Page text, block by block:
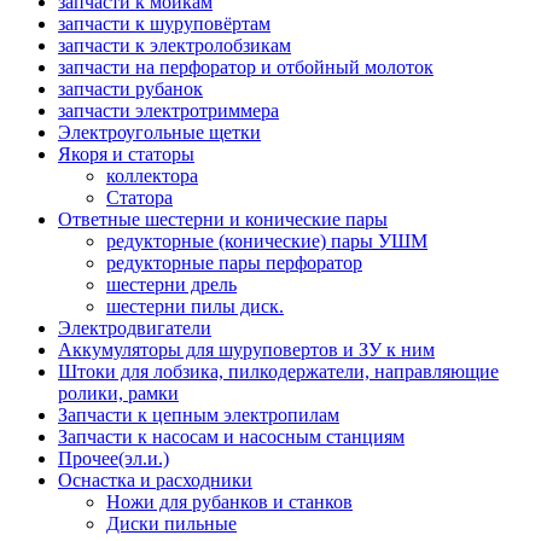
запчасти к шуруповёртам
запчасти к электролобзикам
запчасти на перфоратор и отбойный молоток
запчасти рубанок
запчасти электротриммера
Электроугольные щетки
Якоря и статоры
коллектора
Статора
Ответные шестерни и конические пары
редукторные (конические) пары УШМ
редукторные пары перфоратор
шестерни дрель
шестерни пилы диск.
Электродвигатели
Аккумуляторы для шуруповертов и ЗУ к ним
Штоки для лобзика, пилкодержатели, направляющие
ролики, рамки
Запчасти к цепным электропилам
Запчасти к насосам и насосным станциям
Прочее(эл.и.)
Оснастка и расходники
Ножи для рубанков и станков
Диски пильные